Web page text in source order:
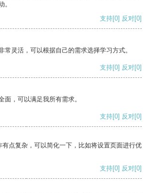
。
支持[0] 反对[0]
常灵活，可以根据自己的需求选择学习方式。
支持[0] 反对[0]
面，可以满足我所有需求。
支持[0] 反对[0]
有点复杂，可以简化一下，比如将设置页面进行优
支持[0] 反对[0]